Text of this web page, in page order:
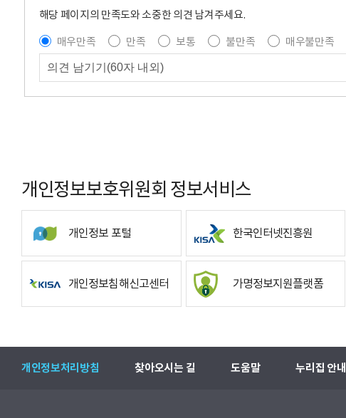
해당 페이지의 만족도와 소중한 의견 남겨주세요.
매우만족
만족 보통 불만족
매우불만족
개인정보보호위원회 정보서비스
개인정보 포털 한국인터넷진흥원
개인정보침해신고센터 가명정보지원플랫폼
개인정보처리방침 찾아오시는 길 도움말 누리집 안내